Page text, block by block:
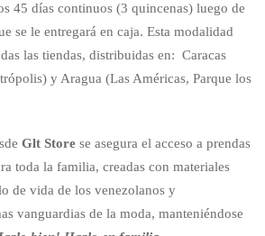
45 días continuos (3 quincenas) luego de
se le entregará en caja. Esta modalidad
las tiendas, distribuidas en: Caracas
y Aragua (Las Américas, Parque los
Glt Store se asegura el acceso a prendas
toda la familia, creadas con materiales
de vida de los venezolanos y
vanguardias de la moda, manteniéndose